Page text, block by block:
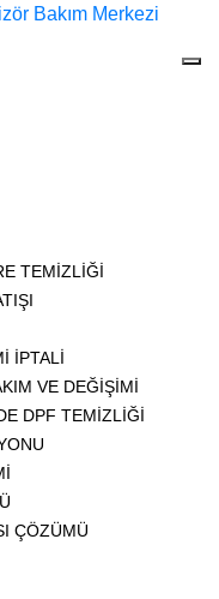
TEMİZLİĞİ
İPTALİ
VE DEĞİŞİMİ
DPF TEMİZLİĞİ
ÇÖZÜMÜ